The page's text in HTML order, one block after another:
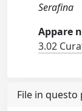
Serafina
Appare
3.02
File in